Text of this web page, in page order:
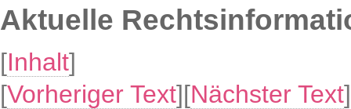
Aktuelle
[Inhalt]
[Vorheriger Text][Nächster Text]